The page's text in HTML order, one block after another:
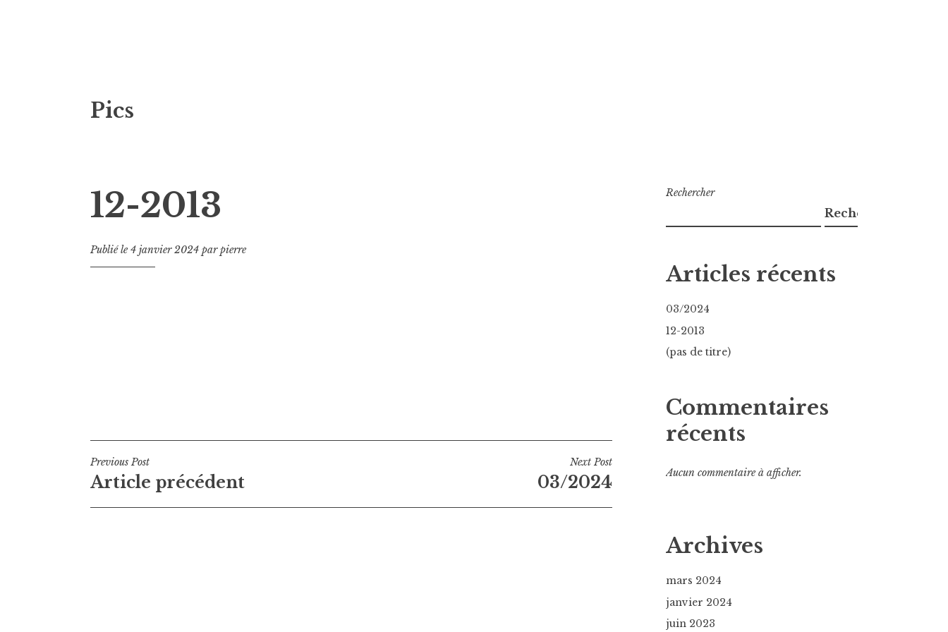
au
Pics
12-2013
Publié le4 janvier 2024 parpierre
Navigation
de
Previous Post
Article précédent
Next Post
03/2024
Rechercher
Rechercher
Articles récents
03/2024
12-2013
(pas de titre)
Commentaires
récents
Aucun commentaire à afficher.
Archives
mars 2024
janvier 2024
juin 2023